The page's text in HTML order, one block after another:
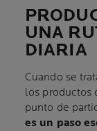
UNA
DIARIA
Cuando se
los productos
punto de
es un paso